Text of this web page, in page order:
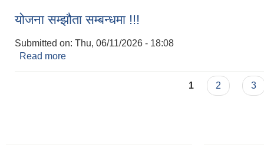
योजना सम्झौता सम्बन्धमा !!!
Submitted on: Thu, 06/11/2026 - 18:08
Read more
1 2 3